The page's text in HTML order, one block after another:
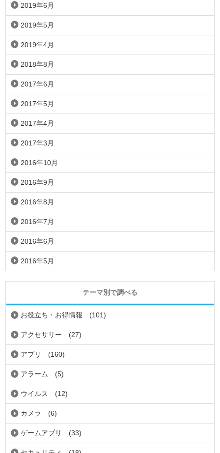
2019年6月
2019年5月
2019年4月
2018年8月
2017年6月
2017年5月
2017年4月
2017年3月
2016年10月
2016年9月
2016年8月
2016年7月
2016年6月
2016年5月
テーマ別で調べる
お役立ち・お得情報 (101)
アクセサリー (27)
アプリ (160)
アラーム (5)
ウイルス (12)
カメラ (6)
ゲームアプリ (33)